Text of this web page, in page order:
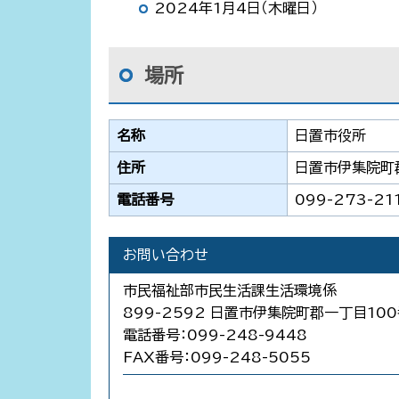
2024年1月4日（木曜日）
場所
名称 日置市役所
住所 日置市伊集院
電話番号 099-273-
お問い合わせ
市民福祉部市民生活課生活環境係
899-2592 日置市伊集院町郡一丁目100
電話番号：099-248-9448
FAX番号：099-248-5055